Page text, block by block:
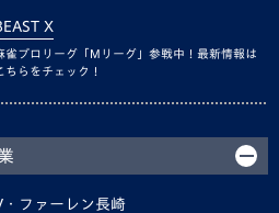
X
雀プロリーグ「Mリーグ」参戦中！最新情報は
ちらをチェック！
・ファーレン長崎